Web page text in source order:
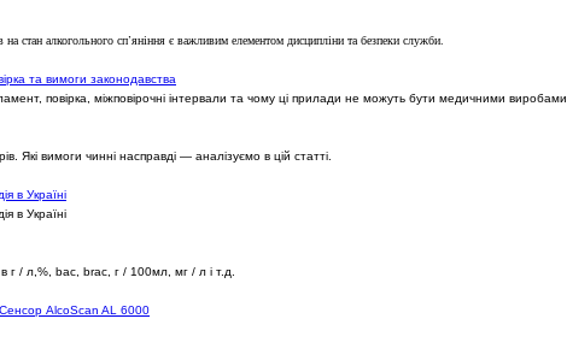
стан алкогольного сп’яніння є важливим елементом дисципліни та безпеки служби.
та вимоги законодавства
повірка, міжповірочні інтервали та чому ці прилади не можуть бути медичними виробами.
Які вимоги чинні насправді — аналізуємо в цій статті.
в Україні
в Україні
/ л,%, bac, brac, г / 100мл, мг / л і т.д.
Сенсор AlcoScan AL 6000